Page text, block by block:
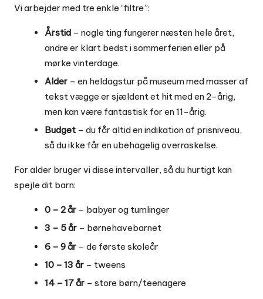
Vi arbejder med tre enkle “filtre”:
Årstid – nogle ting fungerer næsten hele året,
andre er klart bedst i sommerferien eller på
mørke vinterdage.
Alder – en heldagstur på museum med masser af
tekst vægge er sjældent et hit med en 2-årig,
men kan være fantastisk for en 11-årig.
Budget – du får altid en indikation af prisniveau,
så du ikke får en ubehagelig overraskelse.
For alder bruger vi disse intervaller, så du hurtigt kan
spejle dit barn:
0 – 2 år – babyer og tumlinger
3 – 5 år – børnehavebarnet
6 – 9 år – de første skoleår
10 – 13 år – tweens
14 – 17 år – store børn/teenagere